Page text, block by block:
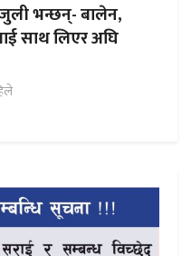
भन्छन्- बालेन,
साथ लिएर अघि